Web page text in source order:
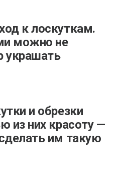
к лоскуткам.
можно не
украшать
и обрезки
из них красоту —
им такую